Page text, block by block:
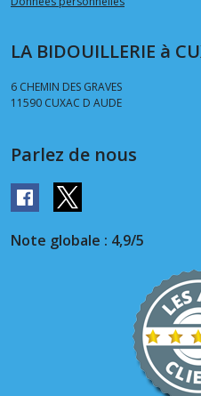
LA BIDOUILLERIE à
6 CHEMIN DES GRAVES
11590 CUXAC D AUDE
Parlez de nous
Note globale : 4,9/5